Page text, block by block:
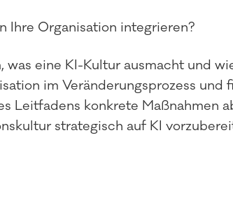
Ihre Organisation integrieren?
eine KI-Kultur ausmacht und
im Veränderungsprozess und
Leitfadens konkrete Maßnahmen
strategisch auf KI